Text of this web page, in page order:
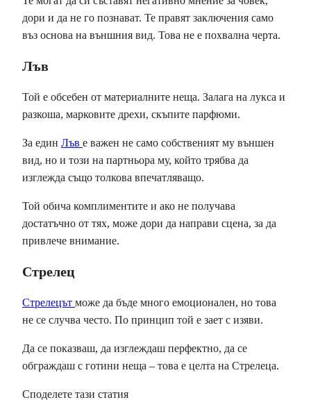
дори и да не го познават. Те правят заключения само
въз основа на външния вид. Това не е похвална черта.
Лъв
Той е обсебен от материалните неща. Залага на лукса и
разкоша, марковите дрехи, скъпите парфюми.
За един Лъв е важен не само собственият му външен
вид, но и този на партньора му, който трябва да
изглежда също толкова впечатляващо.
Той обича комплиментите и ако не получава
достатъчно от тях, може дори да направи сцена, за да
привлече внимание.
Стрелец
Стрелецът може да бъде много емоционален, но това
не се случва често. По принцип той е зает с изяви.
Да се ​​показваш, да изглеждаш перфектно, да се
обграждаш с готини неща – това е целта на Стрелеца.
Споделете тази статия